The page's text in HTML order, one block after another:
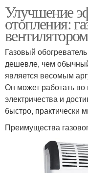
Улучшение
отопления:
вентилятором
Газовый
дешевле, чем обычный
является весомым
Он может работать
электричества и
быстро, практически
Преимущества